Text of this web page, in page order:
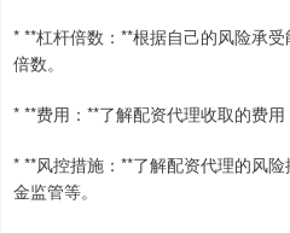
* **杠杆倍数：**根据自己的风险承
倍数。
* **费用：**了解配资代理收取的费
* **风控措施：**了解配资代理的风
金监管等。